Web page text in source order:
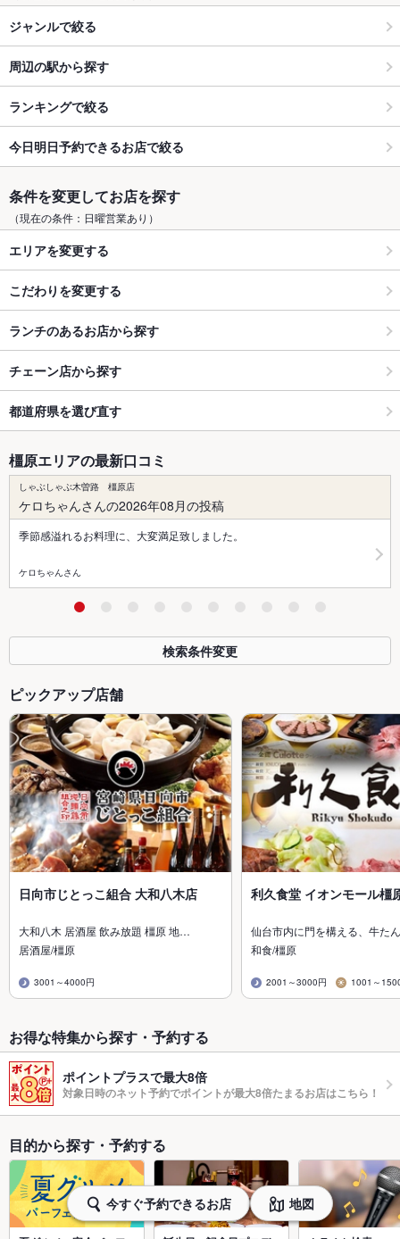
ジャンルで絞る
周辺の駅から探す
ランキングで絞る
今日明日予約できるお店で絞る
条件を変更してお店を探す
（現在の条件：日曜営業あり）
エリアを変更する
こだわりを変更する
ランチのあるお店から探す
チェーン店から探す
都道府県を選び直す
橿原エリアの最新口コミ
しゃぶしゃぶ木曽路 橿原店
ケロちゃんさんの2026年08月の投稿
季節感溢れるお料理に、大変満足致しました。
ケロちゃんさん
検索条件変更
ピックアップ店舗
日向市じとっこ組合 大和八木店
大和八木 居酒屋 飲み放題 橿原 地…
居酒屋/橿原
3001～4000円
利久食堂 イオンモール橿
仙台市内に門を構える、牛た
和食/橿原
2001～3000円 1001～
お得な特集から探す・予約する
ポイントプラスで最大8倍
対象日時のネット予約でポイントが最大8倍たまるお店はこちら！
目的から探す・予約する
今すぐ予約できるお店 地図